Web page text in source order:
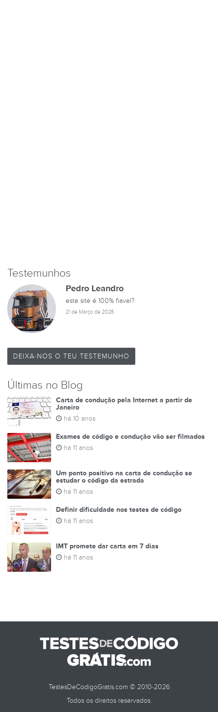
Testemunhos
Pedro Leandro
este site é 100% fiavel?
21 de Março de 2026
DEIXA-NOS O TEU TESTEMUNHO
Últimas no Blog
Carta de condução pela Internet a partir de
Janeiro
há 10 anos
Exames de código e condução vão ser filmados
há 11 anos
Um ponto positivo na carta de condução se
estudar o código da estrada
há 11 anos
Definir dificuldade nos testes de código
há 11 anos
IMT promete dar carta em 7 dias
há 11 anos
TestesDeCodigoGratis.com © 2010-2026
Todos os direitos reservados.